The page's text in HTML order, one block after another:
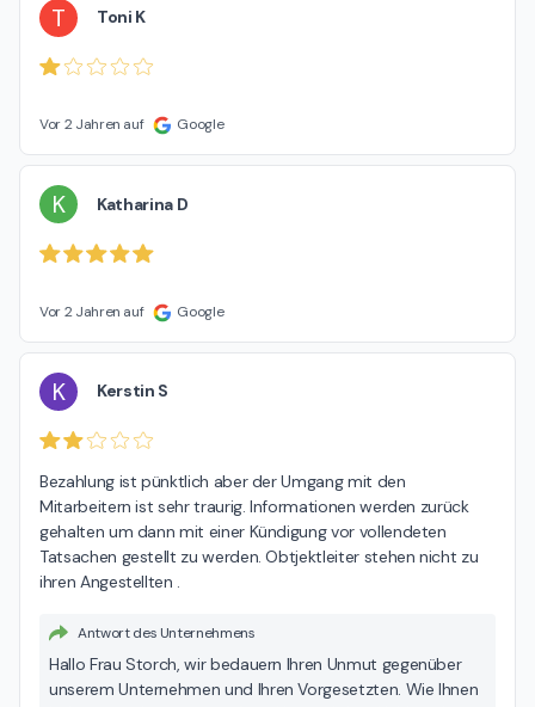
T Toni K
Vor 2 Jahren auf Google
K Katharina D
Vor 2 Jahren auf Google
K Kerstin S
Bezahlung ist pünktlich aber der Umgang mit den
Mitarbeitern ist sehr traurig. Informationen werden zurück
gehalten um dann mit einer Kündigung vor vollendeten
Tatsachen gestellt zu werden. Obtjektleiter stehen nicht zu
ihren Angestellten .
Antwort des Unternehmens
Hallo Frau Storch, wir bedauern Ihren Unmut gegenüber
unserem Unternehmen und Ihren Vorgesetzten. Wie Ihnen